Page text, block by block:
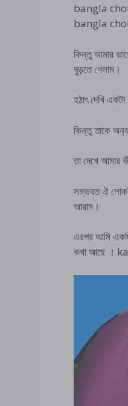
bangla
bangla
কিন্তু আমার
ঘুড়তে গেলাম।
হঠাৎ দেখি
কিন্তু তাকে
তা দেখে আমার
সম্ভবত ঐ
আরাম।
এরপর আমি
কথা আছে ।